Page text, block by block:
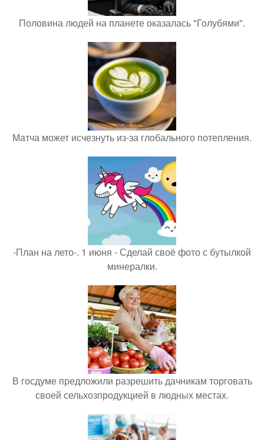
Половина людей на планете оказалась "Голубями".
Матча может исчезнуть из-за глобального потепления.
-План на лето-. 1 июня - Сделай своё фото с бутылкой
минералки.
В госдуме предложили разрешить дачникам торговать
своей сельхозпродукцией в людных местах.